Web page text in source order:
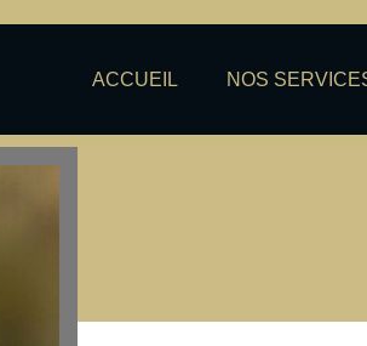
ACCUEIL NOS